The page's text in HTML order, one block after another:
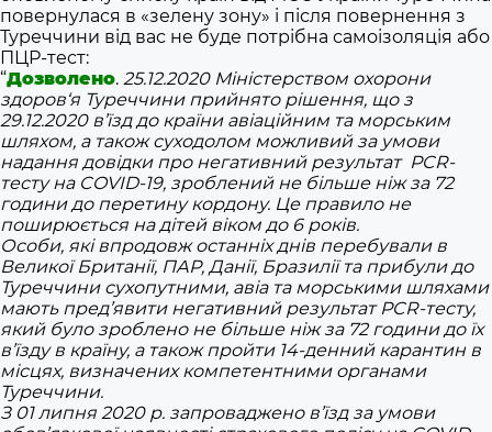
повернулася в «зелену зону» і після повернення з
Туреччини від вас не буде потрібна самоізоляція або
ПЦР-тест:
“Дозволено. 25.12.2020 Міністерством охорони
здоров‘я Туреччини прийнято рішення, що з
29.12.2020 в’їзд до країни авіаційним та морським
шляхом, а також суходолом можливий за умови
надання довідки про негативний результат PCR-
тесту на COVID-19, зроблений не більше ніж за 72
години до перетину кордону. Це правило не
поширюється на дітей віком до 6 років.
Особи, які впродовж останніх днів перебували в
Великої Британії, ПАР, Данії, Бразилії та прибули до
Туреччини сухопутними, авіа та морськими шляхами
мають пред’явити негативний результат PCR-тесту,
який було зроблено не більше ніж за 72 години до їх
в’їзду в країну, а також пройти 14-денний карантин в
місцях, визначених компетентними органами
Туреччини.
З 01 липня 2020 р. запроваджено в’їзд за умови